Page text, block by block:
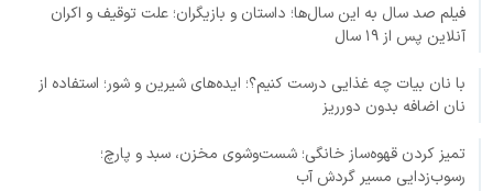
فیلم صد سال به این سال‌ها؛ داستان و بازیگران؛ علت توقیف و اکران
آنلاین پس از ۱۹ سال
با نان بیات چه غذایی درست کنیم؟؛ ایده‌های شیرین و شور؛ استفاده از
نان اضافه بدون دورریز
تمیز کردن قهوه‌ساز خانگی؛ شست‌وشوی مخزن، سبد و پارچ؛
رسوب‌زدایی مسیر گردش آب